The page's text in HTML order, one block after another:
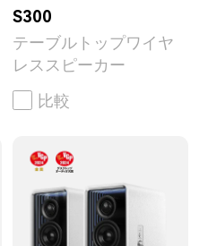
S300
テーブルトップワイヤ
レススピーカー
比較